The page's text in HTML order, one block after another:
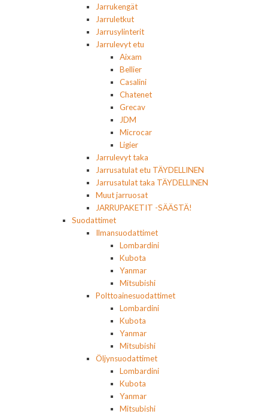
Jarrukengät
Jarruletkut
Jarrusylinterit
Jarrulevyt etu
Aixam
Bellier
Casalini
Chatenet
Grecav
JDM
Microcar
Ligier
Jarrulevyt taka
Jarrusatulat etu TÄYDELLINEN
Jarrusatulat taka TÄYDELLINEN
Muut jarruosat
JARRUPAKETIT -SÄÄSTÄ!
Suodattimet
Ilmansuodattimet
Lombardini
Kubota
Yanmar
Mitsubishi
Polttoainesuodattimet
Lombardini
Kubota
Yanmar
Mitsubishi
Öljynsuodattimet
Lombardini
Kubota
Yanmar
Mitsubishi